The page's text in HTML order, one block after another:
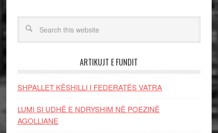
ARTIKUJT E FUNDIT
SHPALLET KËSHILLI I FEDERATËS VATRA
LUMI SI UDHË E NDRYSHIM NË POEZINË
AGOLLIANE